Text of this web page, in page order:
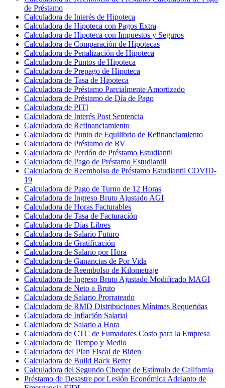
de Préstamo
Calculadora de Interés de Hipoteca
Calculadora de Hipoteca con Pagos Extra
Calculadora de Hipoteca con Impuestos y Seguros
Calculadora de Comparación de Hipotecas
Calculadora de Penalización de Hipoteca
Calculadora de Puntos de Hipoteca
Calculadora de Prepago de Hipoteca
Calculadora de Tasa de Hipoteca
Calculadora de Préstamo Parcialmente Amortizado
Calculadora de Préstamo de Día de Pago
Calculadora de PITI
Calculadora de Interés Post Sentencia
Calculadora de Refinanciamiento
Calculadora de Punto de Equilibrio de Refinanciamiento
Calculadora de Préstamo de RV
Calculadora de Perdón de Préstamo Estudiantil
Calculadora de Pago de Préstamo Estudiantil
Calculadora de Reembolso de Préstamo Estudiantil COVID-
19
Calculadora de Pago de Turno de 12 Horas
Calculadora de Ingreso Bruto Ajustado AGI
Calculadora de Horas Facturables
Calculadora de Tasa de Facturación
Calculadora de Días Libres
Calculadora de Salario Futuro
Calculadora de Gratificación
Calculadora de Salario por Hora
Calculadora de Ganancias de Por Vida
Calculadora de Reembolso de Kilometraje
Calculadora de Ingreso Bruto Ajustado Modificado MAGI
Calculadora de Neto a Bruto
Calculadora de Salario Prorrateado
Calculadora de RMD Distribuciones Mínimas Requeridas
Calculadora de Inflación Salarial
Calculadora de Salario a Hora
Calculadora de CTC de Fumadores Costo para la Empresa
Calculadora de Tiempo y Medio
Calculadora del Plan Fiscal de Biden
Calculadora de Build Back Better
Calculadora del Segundo Cheque de Estímulo de California
Préstamo de Desastre por Lesión Económica Adelanto de